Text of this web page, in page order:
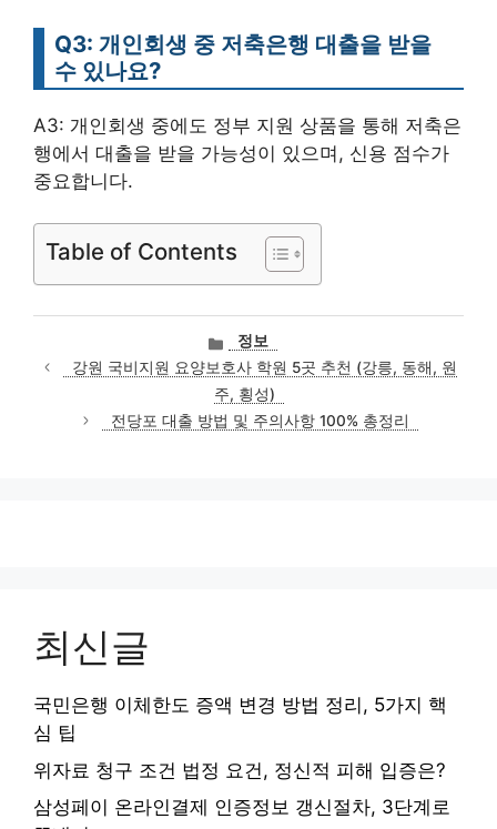
Q3: 개인회생 중 저축은행 대출을 받을
수 있나요?
A3: 개인회생 중에도 정부 지원 상품을 통해 저축은
행에서 대출을 받을 가능성이 있으며, 신용 점수가
중요합니다.
Table of Contents
카
테
고
리
정보
강원 국비지원 요양보호사 학원 5곳 추천 (강릉, 동해, 원
주, 횡성)
전당포 대출 방법 및 주의사항 100% 총정리
최신글
국민은행 이체한도 증액 변경 방법 정리, 5가지 핵
심 팁
위자료 청구 조건 법정 요건, 정신적 피해 입증은?
삼성페이 온라인결제 인증정보 갱신절차, 3단계로